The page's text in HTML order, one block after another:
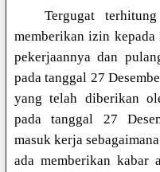
Tergugat
memberikan izin
pekerjaannya dan
pada tanggal 27
yang telah diberikan
pada tanggal 27
masuk kerja
ada memberikan kabar